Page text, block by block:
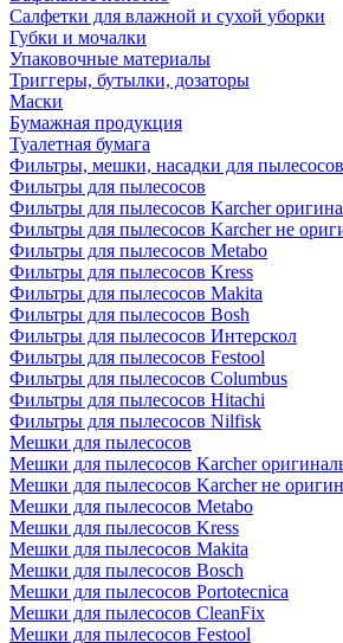
Салфетки для влажной и сухой уборки
Губки и мочалки
Упаковочные материалы
Триггеры, бутылки, дозаторы
Маски
Бумажная продукция
Туалетная бумага
Фильтры, мешки, насадки для пылесосов
Фильтры для пылесосов
Фильтры для пылесосов Karcher
Фильтры для пылесосов Karcher не
Фильтры для пылесосов Metabo
Фильтры для пылесосов Kress
Фильтры для пылесосов Makita
Фильтры для пылесосов Bosh
Фильтры для пылесосов Интерскол
Фильтры для пылесосов Festool
Фильтры для пылесосов Columbus
Фильтры для пылесосов Hitachi
Фильтры для пылесосов Nilfisk
Мешки для пылесосов
Мешки для пылесосов Karcher
Мешки для пылесосов Karcher не
Мешки для пылесосов Metabo
Мешки для пылесосов Kress
Мешки для пылесосов Makita
Мешки для пылесосов Bosch
Мешки для пылесосов Portotecnica
Мешки для пылесосов CleanFix
Мешки для пылесосов Festool